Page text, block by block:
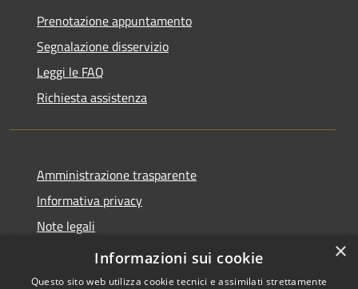
Prenotazione appuntamento
Segnalazione disservizio
Leggi le FAQ
Richiesta assistenza
Amministrazione trasparente
Informativa privacy
Note legali
Dichiarazione di accessibilità 2025
×
Informazioni sui cookie
Questo sito web utilizza cookie tecnici e assimilati strettamente